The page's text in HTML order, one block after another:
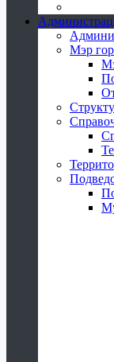
Мэр